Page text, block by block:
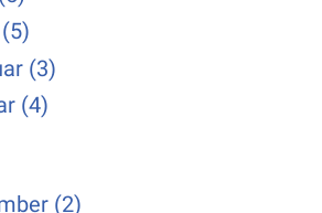
(3)
(4)
(2)